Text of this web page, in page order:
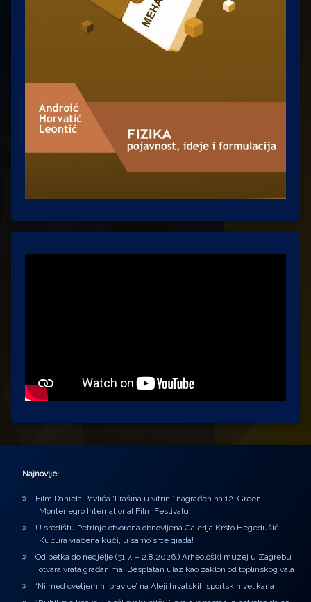
Najnovije:
Film Daniela Pavlića ‘Prašina u vitrini’ nagrađen na 12. Green
Montenegro International Film Festivalu
U središtu Petrinje otvorena obnovljena Galerija Krsto Hegedušić:
Kultura vraćena kući, u samo srce grada!
Od petka do nedjelje (31.7. – 2.8.2026.) Arheološki muzej u Zagrebu
otvara vrata građanima: Besplatan ulaz kao zaklon od toplinskog vala
‘Ni med cvetjem ni pravice’ na Aleji hrvatskih sportskih velikana